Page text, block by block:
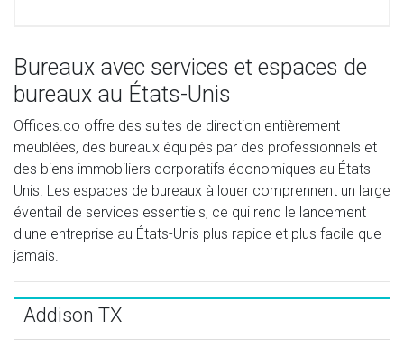
Bureaux avec services et espaces de
bureaux au États-Unis
Offices.co offre des suites de direction entièrement
meublées, des bureaux équipés par des professionnels et
des biens immobiliers corporatifs économiques au États-
Unis. Les espaces de bureaux à louer comprennent un large
éventail de services essentiels, ce qui rend le lancement
d'une entreprise au États-Unis plus rapide et plus facile que
jamais.
Addison TX